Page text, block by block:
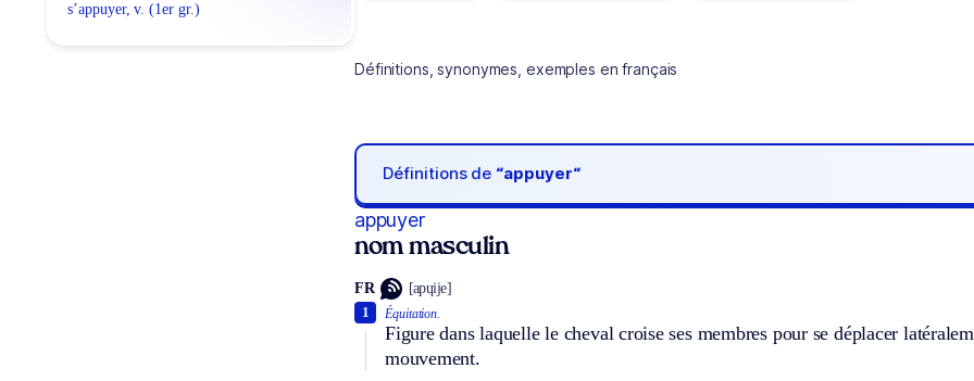
s’appuyer, v. (1er gr.)
Définitions, synonymes, exemples en français
Définitions de “appuyer“
appuyer
nom masculin
FR [apɥije]
Équitation.
Figure dans laquelle le cheval croise ses membres pour se déplacer
mouvement.
1